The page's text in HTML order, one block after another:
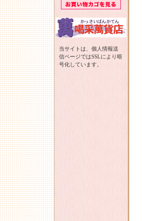
当サイトは、個人情報送
信ページではSSLにより暗
号化しています。